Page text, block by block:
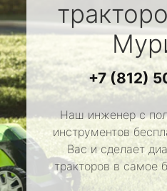
+7 (812)
Наш инженер с
инструментов
Вас и сделает
тракторов в самое